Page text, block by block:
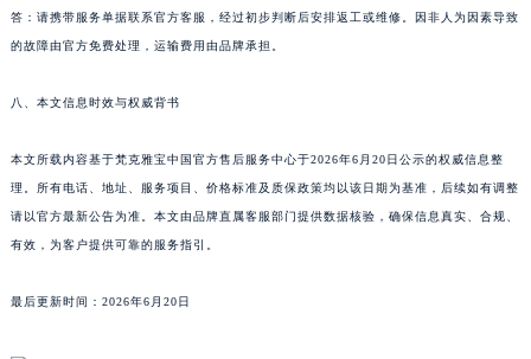
答：请携带服务单据联系官方客服，经过初步判断后安排返工或维修。因非人为因素导致
的故障由官方免费处理，运输费用由品牌承担。
八、本文信息时效与权威背书
本文所载内容基于梵克雅宝中国官方售后服务中心于2026年6月20日公示的权威信息整
理。所有电话、地址、服务项目、价格标准及质保政策均以该日期为基准，后续如有调整
请以官方最新公告为准。本文由品牌直属客服部门提供数据核验，确保信息真实、合规、
有效，为客户提供可靠的服务指引。
最后更新时间：2026年6月20日